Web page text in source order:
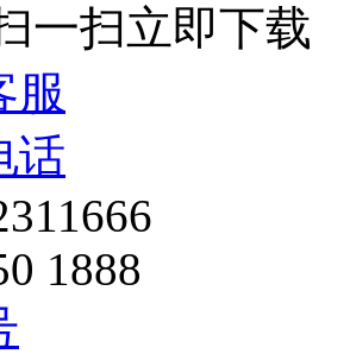
一扫立即下载
服
话
1888